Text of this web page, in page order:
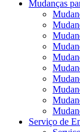
Mudanças
Serviço de